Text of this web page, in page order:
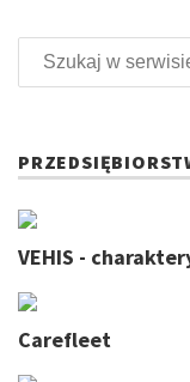
VEHIS -
Carefleet